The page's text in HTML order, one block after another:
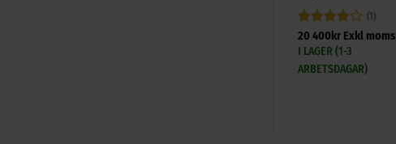
Betygsatt
4 av 5
(1)
20 400 krExkl moms
I LAGER (1-3
ARBETSDAGAR)